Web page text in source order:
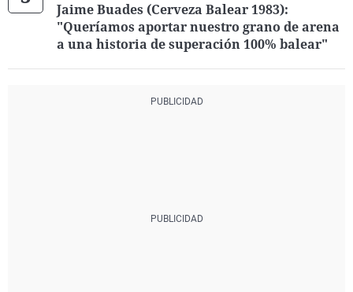
Jaime Buades (Cerveza Balear 1983):
"Queríamos aportar nuestro grano de arena
a una historia de superación 100% balear"